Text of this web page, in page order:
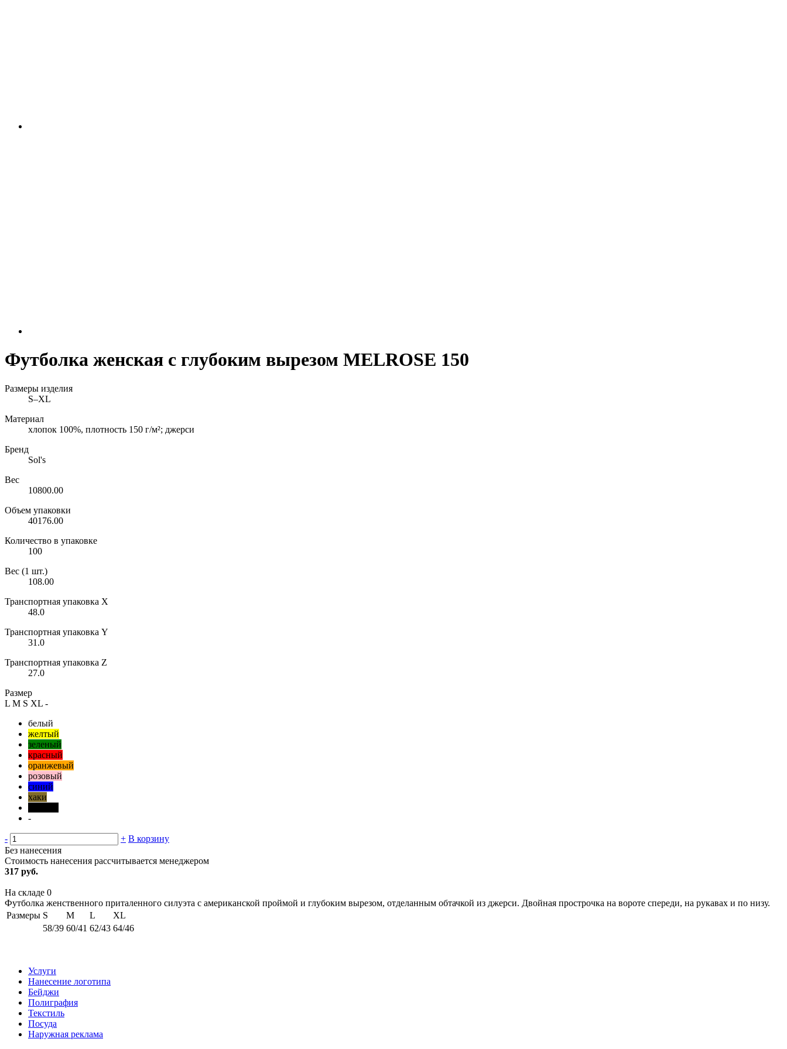
Футболка женская с глубоким вырезом MELROSE 150
Размеры изделия
S–XL
Материал
хлопок 100%, плотность 150 г/м²; джерси
Бренд
Sol's
Вес
10800.00
Объем упаковки
40176.00
Количество в упаковке
100
Вес (1 шт.)
108.00
Транспортная упаковка X
48.0
Транспортная упаковка Y
31.0
Транспортная упаковка Z
27.0
Размер
L M S XL -
белый
желтый
зеленый
красный
оранжевый
розовый
синий
хаки
-
- + В корзину
Без нанесения
Стоимость нанесения рассчитывается менеджером
317 руб.
На складе 0
Футболка женственного приталенного силуэта с американской проймой и глубоким вырезом, отделанным обтачкой из джерси. Двойная прострочка на вороте спереди, на рукавах и по низу.
Размеры S M L
XL
58/39 60/41 62/43 64/46
Услуги
Нанесение логотипа
Бейджи
Полиграфия
Текстиль
Посуда
Наружная реклама